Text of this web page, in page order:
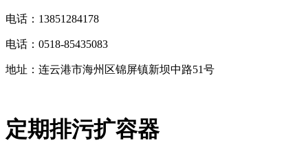
电话：13851284178
电话：0518-85435083
地址：连云港市海州区锦屏镇新坝中路51号
定期排污扩容器